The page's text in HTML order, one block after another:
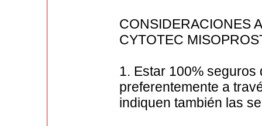
CONSIDERACIONES
CYTOTEC
1. Estar 100%
preferentemente a
indiquen también las